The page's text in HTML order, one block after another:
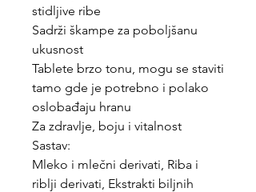
stidljive ribe
Sadrži škampe za poboljšanu
ukusnost
Tablete brzo tonu, mogu se staviti
tamo gde je potrebno i polako
oslobađaju hranu
Za zdravlje, boju i vitalnost
Sastav:
Mleko i mlečni derivati, Riba i
riblji derivati, Ekstrakti biljnih